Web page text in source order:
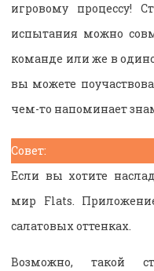
игровому процессу!
испытания можно
команде или же в
вы можете
чем-то напоминает
Совет:
Если вы хотите
мир Flats.
салатовых оттенках.
Возможно, такой